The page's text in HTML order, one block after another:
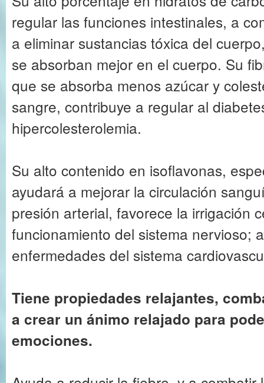
regular las funciones intestinales, a
a eliminar sustancias tóxica del
se absorban mejor en el cuerpo. Su
que se absorba menos azúcar y
sangre, contribuye a regular al
hipercolesterolemia.
Su alto contenido en isoflavonas,
ayudará a mejorar la circulación
presión arterial, favorece la irrigación
funcionamiento del sistema nervioso;
enfermedades del sistema
Tiene propiedades relajantes,
a crear un ánimo relajado para
emociones.